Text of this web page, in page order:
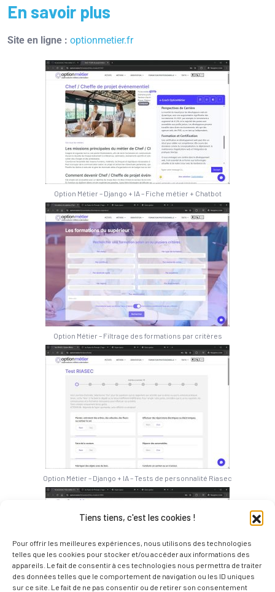
Tiens tiens, c'est les cookies !
Pour offrir les meilleures expériences, nous utilisons des technologies
telles que les cookies pour stocker et/ou accéder aux informations des
appareils. Le fait de consentir à ces technologies nous permettra de traiter
des données telles que le comportement de navigation ou les ID uniques
sur ce site. Le fait de ne pas consentir ou de retirer son consentement
En savoir plus
Site en ligne : optionmetier.fr
Option Métier – Django + IA – Fiche métier + Chatbot
Option Métier – Filtrage des formations par critères
Option Métier – Django + IA – Tests de personnalité Riasec